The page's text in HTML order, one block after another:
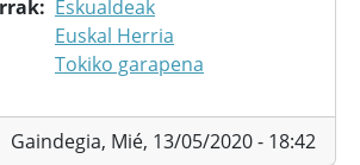
Eskualdeak
Euskal Herria
Tokiko garapena
Gaindegia, Mié, 13/05/2020 - 18:42